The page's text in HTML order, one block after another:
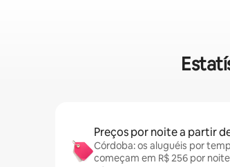
Preços por noite a partir
Córdoba: os aluguéis por
começam em R$ 256 por